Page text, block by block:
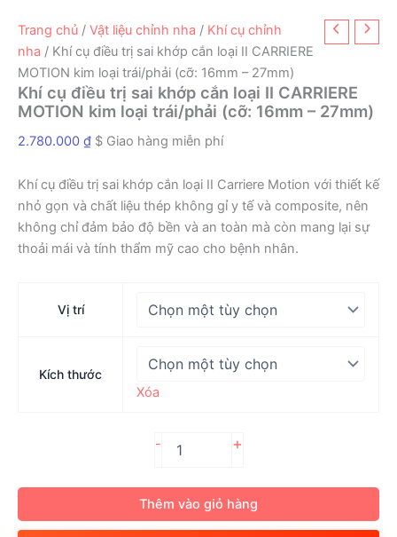
Trang chủ / Vật liệu chỉnh nha / Khí cụ chỉnh
nha / Khí cụ điều trị sai khớp cắn loại II CARRIERE
MOTION kim loại trái/phải (cỡ: 16mm – 27mm)
Khí cụ điều trị sai khớp cắn loại II CARRIERE
MOTION kim loại trái/phải (cỡ: 16mm – 27mm)
2.780.000 ₫ $ Giao hàng miễn phí
Khí cụ điều trị sai khớp cắn loại II Carriere Motion với thiết kế
nhỏ gọn và chất liệu thép không gỉ y tế và composite, nên
không chỉ đảm bảo độ bền và an toàn mà còn mang lại sự
thoải mái và tính thẩm mỹ cao cho bệnh nhân.
Vị trí
Kích thước
Xóa
-
sai
khớp
+
Thêm vào giỏ hàng